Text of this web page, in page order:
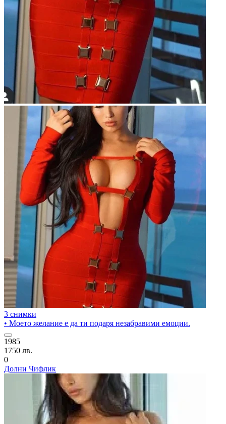
3 снимки
• Моето желание е да ти подаря незабравими емоции.
1985
1750 лв.
0
Долни Чифлик